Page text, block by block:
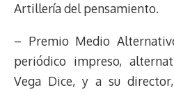
Artillería del pensamiento.
– Premio Medio
periódico impreso,
Vega Dice, y a su